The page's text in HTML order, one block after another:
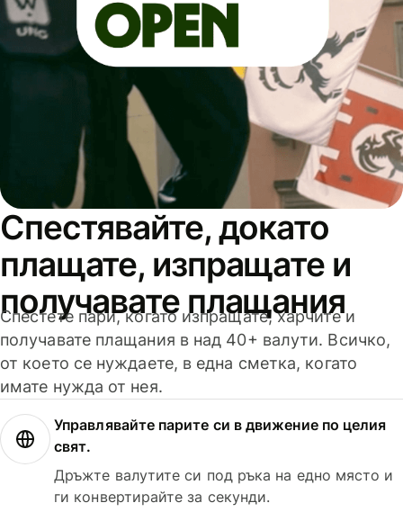
Спестявайте, докато
плащате, изпращате и
получавате плащания
Спестете пари, когато изпращате, харчите и
получавате плащания в над 40+ валути. Всичко,
от което се нуждаете, в една сметка, когато
имате нужда от нея.
Управлявайте парите си в движение по целия
свят.
Дръжте валутите си под ръка на едно място и
ги конвертирайте за секунди.